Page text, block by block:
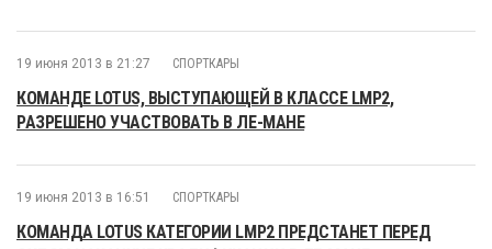
19 июня 2013 в 21:27 СПОРТКАРЫ
КОМАНДЕ LOTUS, ВЫСТУПАЮЩЕЙ В КЛАССЕ LMP2,
РАЗРЕШЕНО УЧАСТВОВАТЬ В ЛЕ-МАНЕ
19 июня 2013 в 16:51 СПОРТКАРЫ
КОМАНДА LOTUS КАТЕГОРИИ LMP2 ПРЕДСТАНЕТ ПЕРЕД